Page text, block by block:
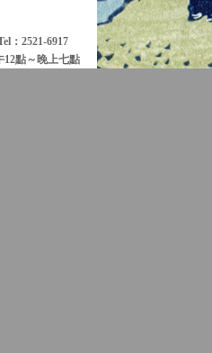
：2521-6917
12點～晚上七點